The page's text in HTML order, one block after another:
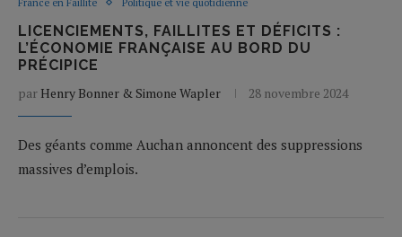
France en Faillite Politique et vie quotidienne
LICENCIEMENTS, FAILLITES ET DÉFICITS :
L’ÉCONOMIE FRANÇAISE AU BORD DU
PRÉCIPICE
par Henry Bonner & Simone Wapler 28 novembre 2024
Des géants comme Auchan annoncent des suppressions
massives d’emplois.